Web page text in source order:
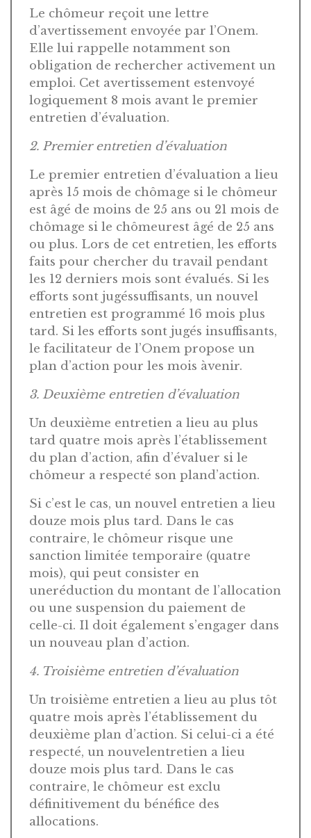
Le chômeur reçoit une lettre
d’avertissement envoyée par l’Onem.
Elle lui rappelle notamment son
obligation de rechercher activement un
emploi. Cet avertissement estenvoyé
logiquement 8 mois avant le premier
entretien d’évaluation.
2. Premier entretien d’évaluation
Le premier entretien d’évaluation a lieu
après 15 mois de chômage si le chômeur
est âgé de moins de 25 ans ou 21 mois de
chômage si le chômeurest âgé de 25 ans
ou plus. Lors de cet entretien, les efforts
faits pour chercher du travail pendant
les 12 derniers mois sont évalués. Si les
efforts sont jugéssuffisants, un nouvel
entretien est programmé 16 mois plus
tard. Si les efforts sont jugés insuffisants,
le facilitateur de l’Onem propose un
plan d’action pour les mois àvenir.
3. Deuxième entretien d’évaluation
Un deuxième entretien a lieu au plus
tard quatre mois après l’établissement
du plan d’action, afin d’évaluer si le
chômeur a respecté son pland’action.
Si c’est le cas, un nouvel entretien a lieu
douze mois plus tard. Dans le cas
contraire, le chômeur risque une
sanction limitée temporaire (quatre
mois), qui peut consister en
uneréduction du montant de l’allocation
ou une suspension du paiement de
celle-ci. Il doit également s’engager dans
un nouveau plan d’action.
4. Troisième entretien d’évaluation
Un troisième entretien a lieu au plus tôt
quatre mois après l’établissement du
deuxième plan d’action. Si celui-ci a été
respecté, un nouvelentretien a lieu
douze mois plus tard. Dans le cas
contraire, le chômeur est exclu
définitivement du bénéfice des
allocations.